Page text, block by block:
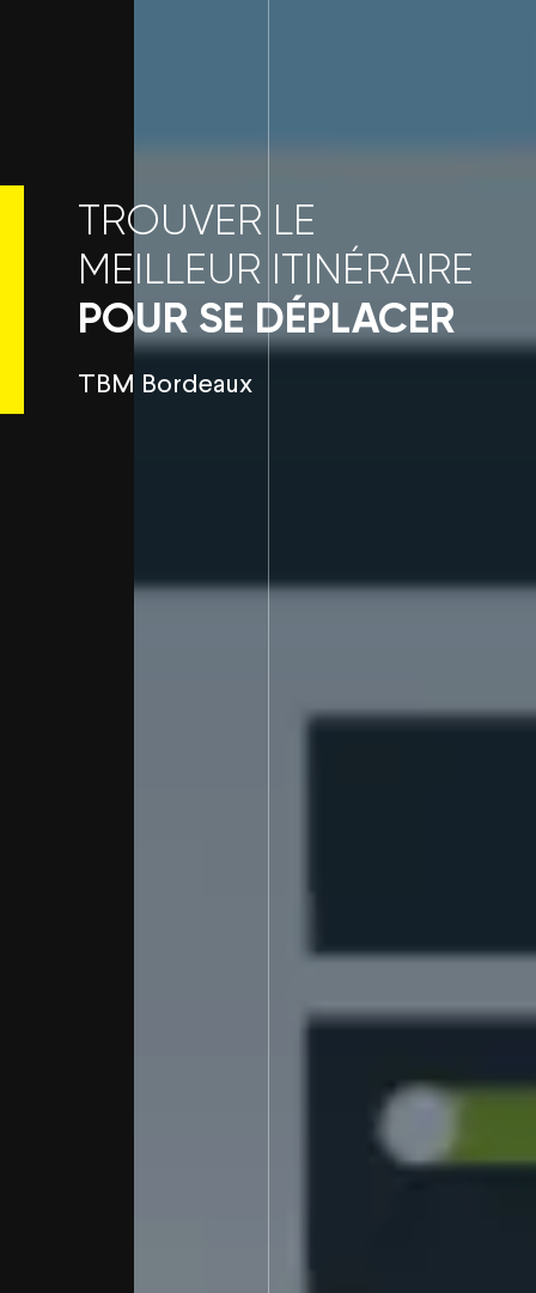
TROUVER LE
MEILLEUR ITINÉRAIRE
POUR SE DÉPLACER
TBM Bordeaux